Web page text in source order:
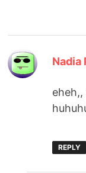
Nadia
REPLY